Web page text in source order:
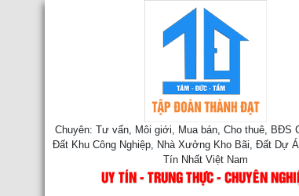
Chuyên: Tư vấn, Môi giới, Mua bán, Cho thuê, BĐS
Đất Khu Công Nghiệp, Nhà Xưởng Kho Bãi, Đất Dự
Tín Nhất Việt Nam
UY TÍN - TRUNG THỰC - CHUYÊN